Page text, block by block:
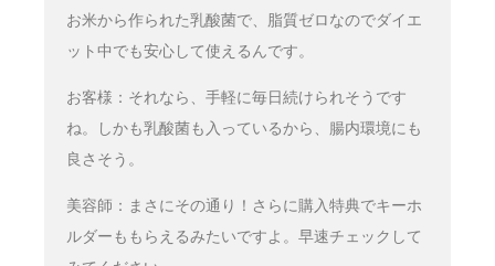
お米から作られた乳酸菌で、脂質ゼロなのでダイエ
ット中でも安心して使えるんです。
お客様：それなら、手軽に毎日続けられそうです
ね。しかも乳酸菌も入っているから、腸内環境にも
良さそう。
美容師：まさにその通り！さらに購入特典でキーホ
ルダーももらえるみたいですよ。早速チェックして